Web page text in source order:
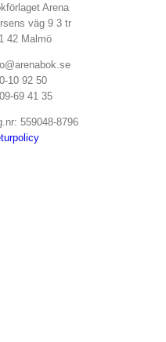
Arena
väg 9 3 tr
42 Malmö
10 92 50
69 41 35
559048-8796